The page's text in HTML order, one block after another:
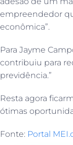
empreendedor
econômica”.
Para Jayme
contribuiu para
previdência.”
Resta agora
ótimas
Fonte: Portal